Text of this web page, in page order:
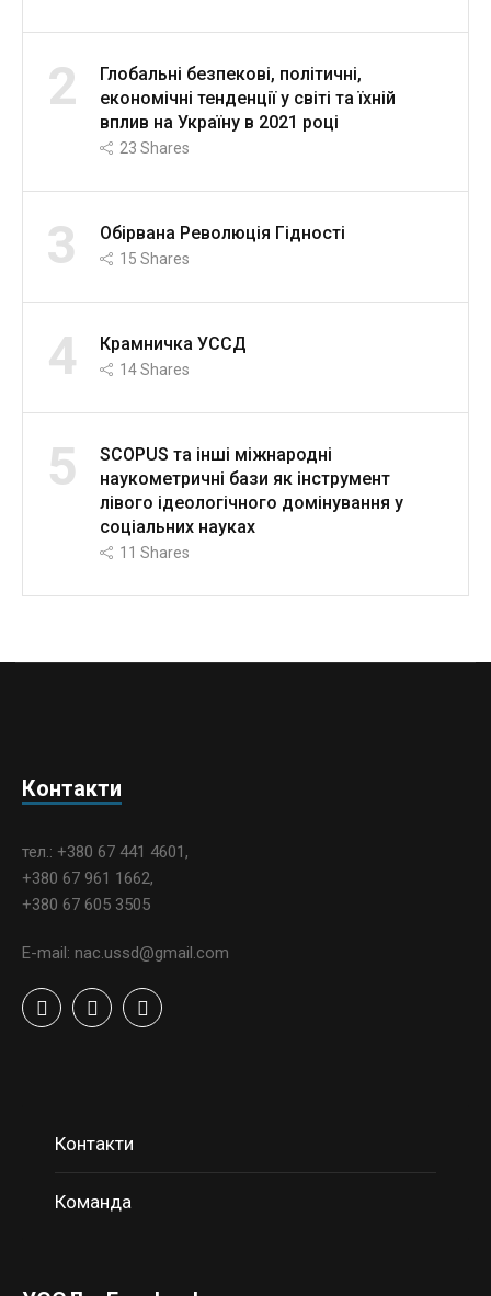
2
Глобальні безпекові, політичні,
економічні тенденції у світі та їхній
вплив на Україну в 2021 році
23 Shares
3 Обірвана Революція Гідності
15 Shares
4 Крамничка УССД
14Shares
5
SCOPUS та інші міжнародні
наукометричні бази як інструмент
лівого ідеологічного домінування у
соціальних науках
11 Shares
Контакти
тел.: +380 67 441 4601,
+380 67 961 1662,
+380 67 605 3505
E-mail: nac.ussd@gmail.com
Контакти
Команда